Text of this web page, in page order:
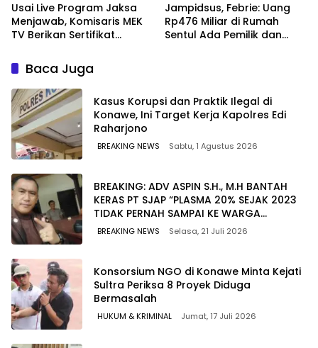
Usai Live Program Jaksa
Menjawab, Komisaris MEK
TV Berikan Sertifikat
Kejari Muna
Jampidsus, Febrie: Uang
Rp476 Miliar di Rumah
Sentul Ada Pemilik dan
Baca Juga
Kasus Korupsi dan Praktik Ilegal di
Konawe, Ini Target Kerja Kapolres Edi
Raharjono
BREAKING NEWS Sabtu, 1 Agustus 2026
BREAKING: ADV ASPIN S.H., M.H BANTAH
KERAS PT SJAP “PLASMA 20% SEJAK 2023
TIDAK PERNAH SAMPAI KE WARGA
WAWOONE!
BREAKING NEWS Selasa, 21 Juli 2026
Konsorsium NGO di Konawe Minta Kejati
Sultra Periksa 8 Proyek Diduga
Bermasalah ‎
HUKUM & KRIMINAL Jumat, 17 Juli 2026